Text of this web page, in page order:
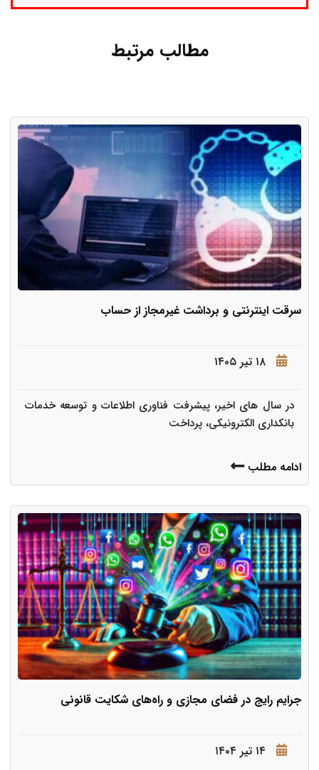
مطالب مرتبط
سرقت اینترنتی و برداشت غیرمجاز از حساب
۱۸ تیر ۱۴۰۵
در سال های اخیر، پیشرفت فناوری اطلاعات و توسعه خدمات
بانکداری الکترونیکی، پرداخت
ادامه مطلب
جرایم رایج در فضای مجازی و راه‌های شکایت قانونی
۱۴ تیر ۱۴۰۴